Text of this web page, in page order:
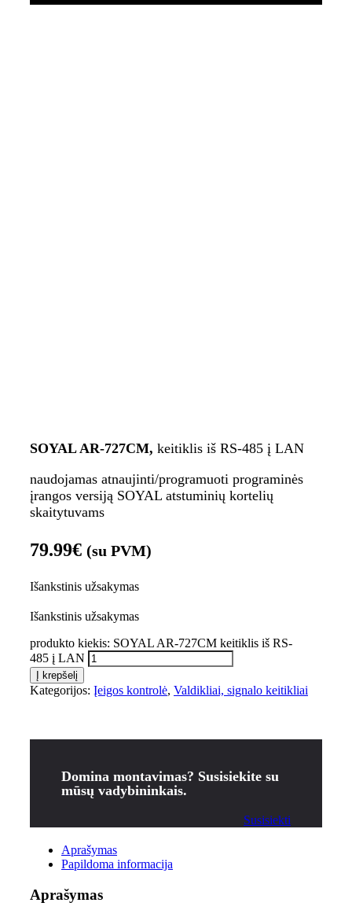
SOYAL AR-727CM, keitiklis iš RS-485 į LAN
naudojamas atnaujinti/programuoti programinės
įrangos versiją SOYAL atstuminių kortelių
skaitytuvams
79.99€ (su PVM)
Išankstinis užsakymas
Išankstinis užsakymas
produkto kiekis: SOYAL AR-727CM keitiklis iš RS-
485 į LAN
Į krepšelį
Kategorijos: Įeigos kontrolė, Valdikliai, signalo keitikliai
Domina montavimas? Susisiekite su
mūsų vadybininkais.
Susisiekti
Aprašymas
Papildoma informacija
Aprašymas